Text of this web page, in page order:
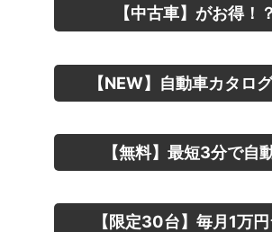
【中古車】がお得！
【NEW】自動車カタロ
【無料】最短3分で自
【限定30台】毎月1万